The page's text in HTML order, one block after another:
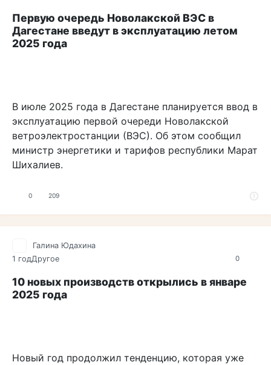
Первую очередь Новолакской ВЭС в
Дагестане введут в эксплуатацию летом
2025 года
В июле 2025 года в Дагестане планируется ввод в
эксплуатацию первой очереди Новолакской
ветроэлектростанции (ВЭС). Об этом сообщил
министр энергетики и тарифов республики Марат
Шихалиев.
0 209
0
Галина Юдахина
1 годДругое
10 новых производств открылись в январе
2025 года
Новый год продолжил тенденцию, которая уже